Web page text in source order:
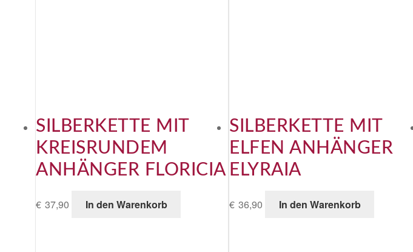
SILBERKETTE MIT
KREISRUNDEM
ANHÄNGER FLORICIA
€ 37,90 In den Warenkorb
SILBERKETTE MIT
ELFEN ANHÄNGER
ELYRAIA
€ 36,90 In den Warenkorb